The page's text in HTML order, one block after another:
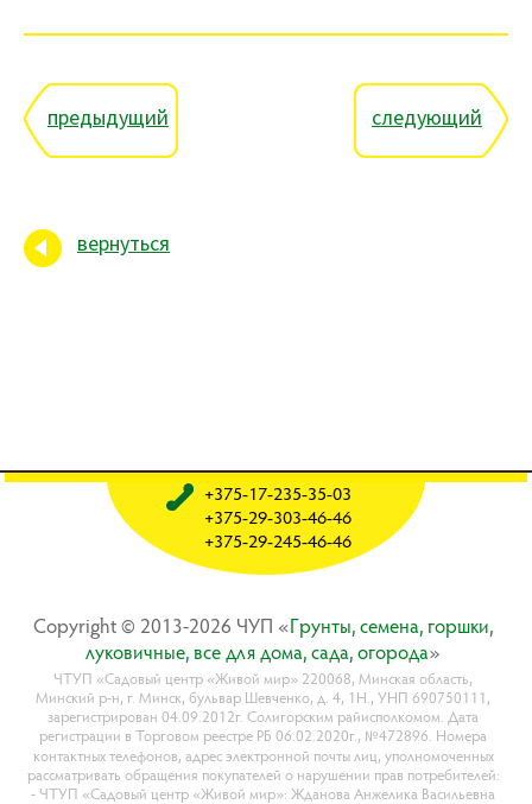
предыдущий следующий
вернуться
Copyright © 2013-2026 ЧУП «Гpyнты, ceмeнa, гopшки,
лyкoвичныe, вce для дoмa, caдa, oгopoдa»
ЧТУП «Садовый центр «Живой мир» 220068, Минская область,
Минский р-н, г. Минск, бульвар Шевченко, д. 4, 1Н., УНП 690750111,
зарегистрирован 04.09.2012г. Солигорским райисполкомом. Дата
регистрации в Торговом реестре РБ 06.02.2020г., №472896. Номера
контактных телефонов, адрес электронной почты лиц, уполномоченных
рассматривать обращения покупателей о нарушении прав потребителей:
- ЧТУП «Садовый центр «Живой мир»: Жданова Анжелика Васильевна
+375-17-235-35-03
+375-29-303-46-46
+375-29-245-46-46